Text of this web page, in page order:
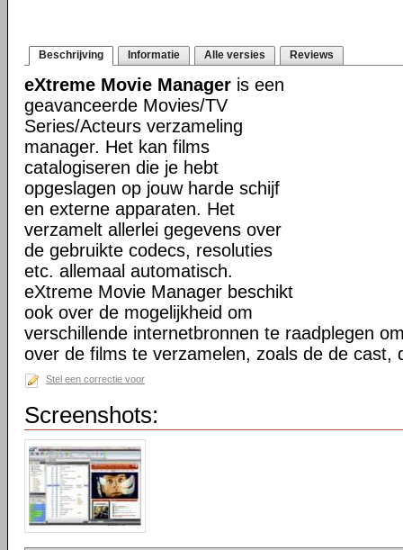
Beschrijving Informatie Alle versies Reviews
eXtreme Movie Manager is een
geavanceerde Movies/TV
Series/Acteurs verzameling
manager. Het kan films
catalogiseren die je hebt
opgeslagen op jouw harde schijf
en externe apparaten. Het
verzamelt allerlei gegevens over
de gebruikte codecs, resoluties
etc. allemaal automatisch.
eXtreme Movie Manager beschikt
ook over de mogelijkheid om
verschillende internetbronnen te raadplegen
over de films te verzamelen, zoals de de cast,
Stel een correctie voor
Screenshots: